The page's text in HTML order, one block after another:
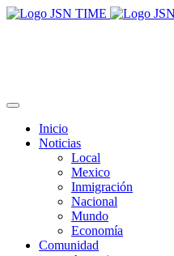
Inicio
Noticias
Local
Mexico
Inmigración
Nacional
Mundo
Economía
Comunidad